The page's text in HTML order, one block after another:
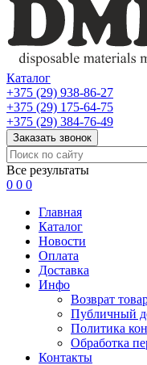
Каталог
+375 (29) 938-86-27
+375 (29) 175-64-75
+375 (29) 384-76-49
Заказать звонок
Все результаты
0 0 0
Главная
Каталог
Новости
Оплата
Доставка
Инфо
Возврат
Публичный
Политика
Обработка
Контакты